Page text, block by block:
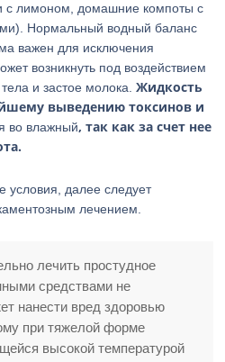
с лимоном, домашние компоты с
Нормальный водный баланс
важен для исключения
возникнуть под воздействием
и застое молока.Жидкость
выведению токсинов и
во влажный, так как за счет нее
условия, далее следует
лечением.
лечить простудное
средствами не
нанести вред здоровью
при тяжелой форме
высокой температурой